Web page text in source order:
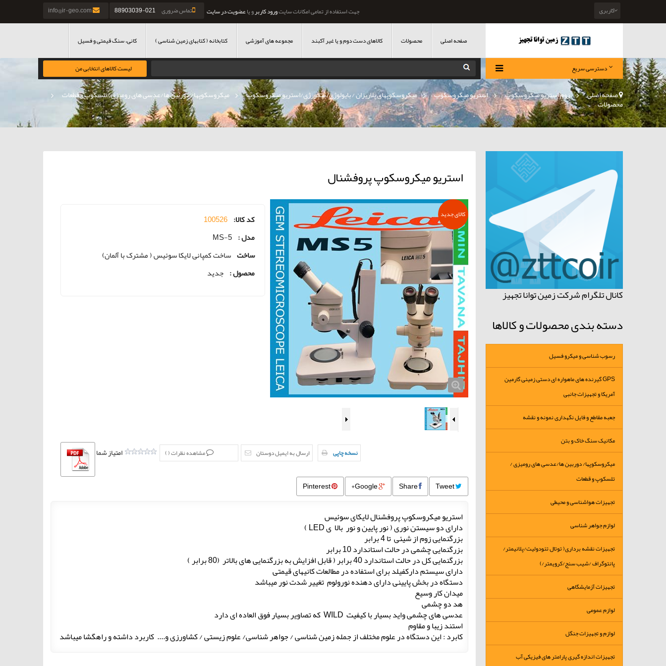
تماس ضروری 021-88903039 جهت استفاده از تمامی امکانات سایتورود کاربرو یاعضویت در سایت کاربری
صفحه اصلی محصولات کالاهای دست دوم و یا غیر آکبند مجموعه های آموزشی کتابخانه ( کتابهای زمین شناسی ) کانی، سنگ قیمتی و فسیل
دسترسی سریع لیست کالاهای انتخابی من
صفحه اصلی > زوم استریو میکروسکوپ » استریو میکروسکوپ » میکروسکوپهای پلاریزان / بایولوژی/متالورژی/استریو میکروسکوپ » میکروسکوپها/ دوربین ها/عدسی های رومیزی /تلسکوپ و قطعات »
محصولات
کانال تلگرام شرکت زمین توانا تجهیز
دسته بندی محصولات و کالاها
رسوب شناسی و میکرو فسیل
GPS گیرنده های ماهواره ای دستی زمینی گارمین
آمریکا و تجهیزات جانبی
جعبه مقاطع و فایل نگهداری نمونه و نقشه
مکانیک سنگ خاک و بتن
میکروسکوپها/ دوربین ها/عدسی های رومیزی /
تلسکوپ و قطعات
تجهیزات هواشناسی و محیطی
لوازم جواهر شناسی
تجهیزات نقشه برداری( توتال تئودولیت/پلانیمتر/
پانتوگراف /شیب سنج/کرویمتر/)
تجهیزات آزمایشگاهی
لوازم عمومی
لوازم و تجهیزات جنگل
تجهیزات اندازه گیری پارامتر های فیزیکی آب
استریو میکروسکوپ پروفشنال
کالای جدید کد کالا: 100526
مدل : MS-5
ساخت ساخت کمپانی لایکا سوئیس ( مشترک با آلمان)
محصول : جدید
امتیاز شما مشاهده نظرات () ارسال به ایمیل دوستان نسخه چاپی
Tweet
Share
Google+
Pinterest
استریو میکروسکوپ پروفشنال لایکای سوئیس
دارای دو سیستن نوری ( نور پایین و نور بالا ی LED )
بزرگنمایی زوم از شیئی تا 4 برابر
بزرگنمایی چشمی در حالت استاندارد 10 برابر
بزرگنمایی کل در حالت استاندارد 40 برابر ( قابل افزایش به بزرگنمایی های بالاتر (80 برابر )
دارای سیستم دارکفیلد برای استفاده در مطالعات کانیهای قیمتی
دستگاه در بخش پایینی دارای دهنده نورولوم تغییر شدت نور میباشد
میدان کار وسیع
هد دو چشمی
عدسی های چشمی واید بسیار با کیفیت WILD که تصاویر بسیار فوق العاده ای دارد
استند زیبا و مقاوم
کابرد : این دستگاه در علوم مختلف از جمله زمین شناسی / جواهر شناسی/ علوم زیستی / کشاورزی و.... کاربرد داشته و راهگشا میباشد